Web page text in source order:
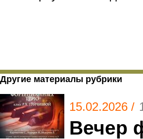
Другие материалы рубрики
15.02.2026 /
Вечер